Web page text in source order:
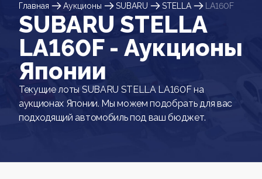
Главная Аукционы SUBARU STELLA LA160F
SUBARU STELLA
LA160F - Аукционы
Японии
Текущие лоты SUBARU STELLA LA160F на
аукционах Японии. Мы можем подобрать для вас
подходящий автомобиль под ваш бюджет.